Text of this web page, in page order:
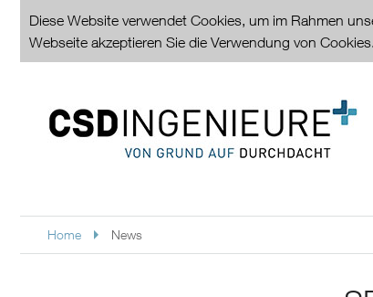
Diese Website verwendet Cookies, um im Rahmen
Webseite akzeptieren Sie die Verwendung von Cookies.
Home News